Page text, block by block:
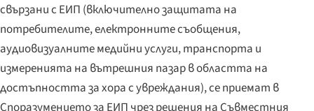
свързани с ЕИП (включително защитата на
потребителите, електронните съобщения,
аудиовизуалните медийни услуги, транспорта и
измеренията на вътрешния пазар в областта на
достъпността за хора с увреждания), се приемат в
Споразумението за ЕИП чрез решения на Съвместния